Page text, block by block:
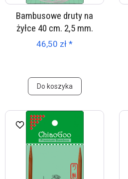
Bambusowe druty na
żyłce 40 cm. 2,5 mm.
46,50 zł *
Do koszyka